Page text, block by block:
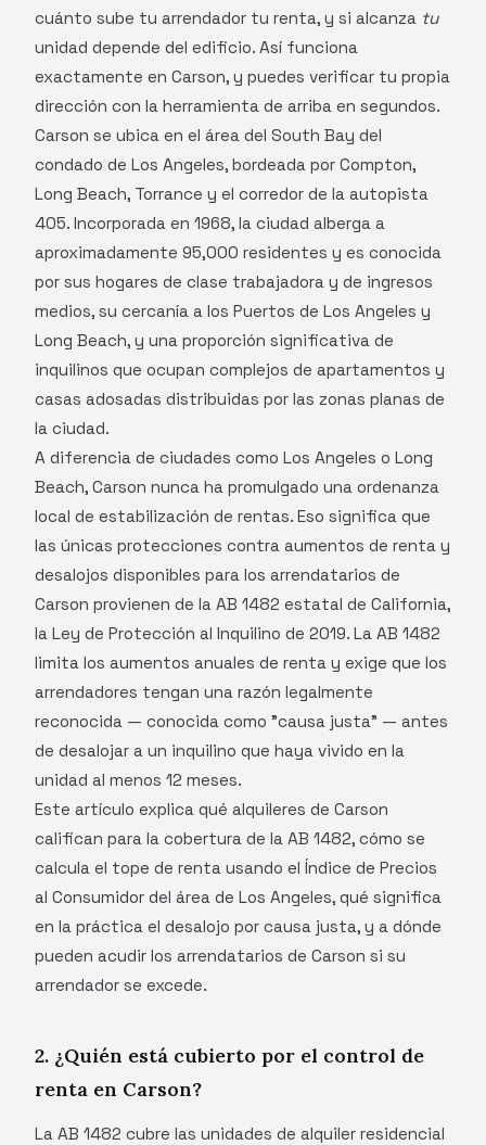
cuánto sube tu arrendador tu renta, y si alcanza tu
unidad depende del edificio. Así funciona
exactamente en Carson, y puedes verificar tu propia
dirección con la herramienta de arriba en segundos.
Carson se ubica en el área del South Bay del
condado de Los Angeles, bordeada por Compton,
Long Beach, Torrance y el corredor de la autopista
405. Incorporada en 1968, la ciudad alberga a
aproximadamente 95,000 residentes y es conocida
por sus hogares de clase trabajadora y de ingresos
medios, su cercanía a los Puertos de Los Angeles y
Long Beach, y una proporción significativa de
inquilinos que ocupan complejos de apartamentos y
casas adosadas distribuidas por las zonas planas de
la ciudad.
A diferencia de ciudades como Los Angeles o Long
Beach, Carson nunca ha promulgado una ordenanza
local de estabilización de rentas. Eso significa que
las únicas protecciones contra aumentos de renta y
desalojos disponibles para los arrendatarios de
Carson provienen de la AB 1482 estatal de California,
la Ley de Protección al Inquilino de 2019. La AB 1482
limita los aumentos anuales de renta y exige que los
arrendadores tengan una razón legalmente
reconocida — conocida como "causa justa" — antes
de desalojar a un inquilino que haya vivido en la
unidad al menos 12 meses.
Este artículo explica qué alquileres de Carson
califican para la cobertura de la AB 1482, cómo se
calcula el tope de renta usando el Índice de Precios
al Consumidor del área de Los Angeles, qué significa
en la práctica el desalojo por causa justa, y a dónde
pueden acudir los arrendatarios de Carson si su
arrendador se excede.
2. ¿Quién está cubierto por el control de
renta en Carson?
La AB 1482 cubre las unidades de alquiler residencial